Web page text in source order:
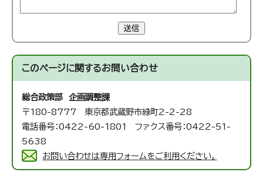
送信
このページに関するお問い合わせ
総合政策部 企画調整課
〒180-8777 東京都武蔵野市緑町2-2-28
電話番号：0422-60-1801 ファクス番号：0422-51-
5638
お問い合わせは専用フォームをご利用ください。